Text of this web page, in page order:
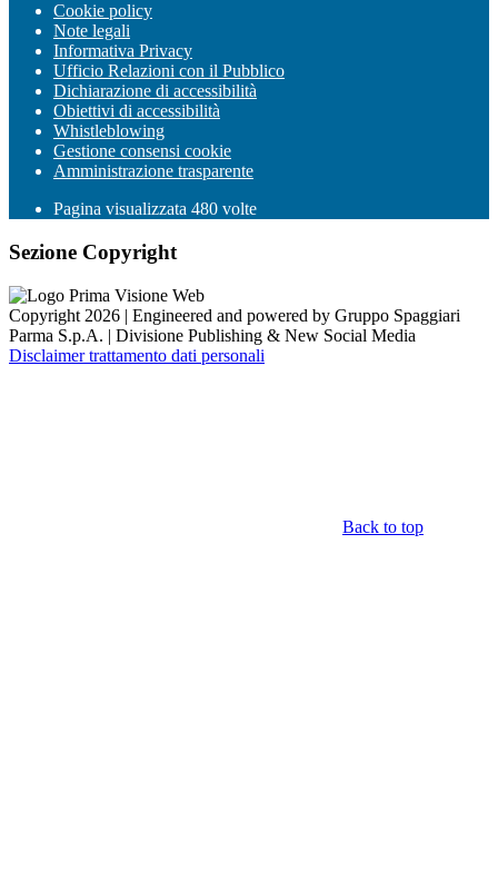
Cookie policy
Note legali
Informativa Privacy
Ufficio Relazioni con il Pubblico
Dichiarazione di accessibilità
Obiettivi di accessibilità
Whistleblowing
Gestione consensi cookie
Amministrazione trasparente
Pagina visualizzata 480 volte
Sezione Copyright
Copyright 2026 | Engineered and powered by Gruppo Spaggiari
Parma S.p.A. | Divisione Publishing & New Social Media
Disclaimer trattamento dati personali
Back to top